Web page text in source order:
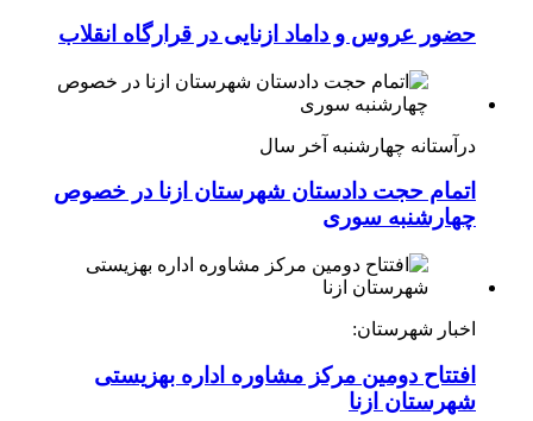
حضور عروس و داماد ازنایی در قرارگاه انقلاب
درآستانه چهارشنبه آخر سال
اتمام حجت دادستان شهرستان ازنا در خصوص
چهارشنبه ‌سوری
اخبار شهرستان:
افتتاح دومین مرکز مشاوره اداره بهزیستی
شهرستان ازنا